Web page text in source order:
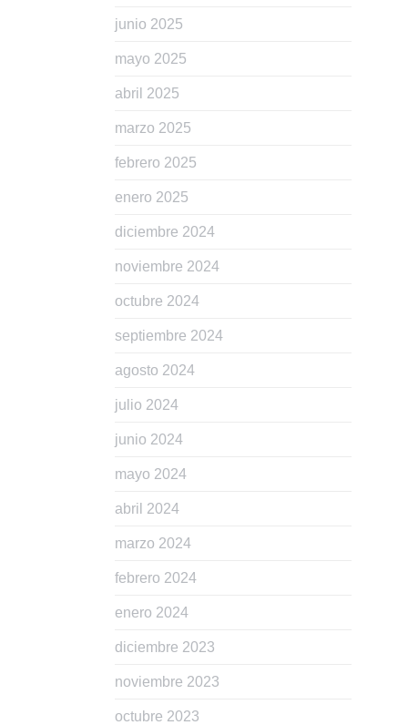
junio 2025
mayo 2025
abril 2025
marzo 2025
febrero 2025
enero 2025
diciembre 2024
noviembre 2024
octubre 2024
septiembre 2024
agosto 2024
julio 2024
junio 2024
mayo 2024
abril 2024
marzo 2024
febrero 2024
enero 2024
diciembre 2023
noviembre 2023
octubre 2023